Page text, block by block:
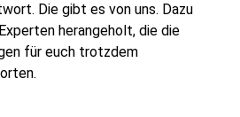
Die gibt es von uns. Dazu
herangeholt, die die
für euch trotzdem